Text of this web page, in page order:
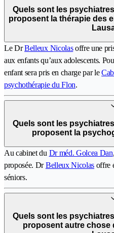
Quels sont les
proposent la thérapie des
Le DrBelleux Nicolasoffre une
aux enfants qu’aux adolescents.
enfant sera pris en charge par le
psychothérapie du Flon.
Quels sont les
proposent la
Au cabinet du Dr méd. Golcea Dan
proposée. DrBelleux Nicolas offre
séniors.
Quels sont les
proposent autre chose